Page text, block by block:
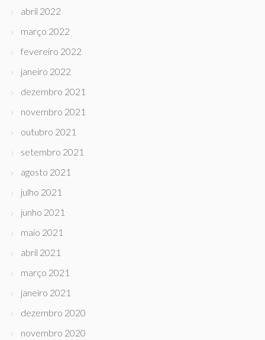
abril 2022
março 2022
fevereiro 2022
janeiro 2022
dezembro 2021
novembro 2021
outubro 2021
setembro 2021
agosto 2021
julho 2021
junho 2021
maio 2021
abril 2021
março 2021
janeiro 2021
dezembro 2020
novembro 2020